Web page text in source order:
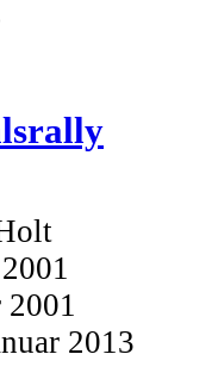
2001
2013